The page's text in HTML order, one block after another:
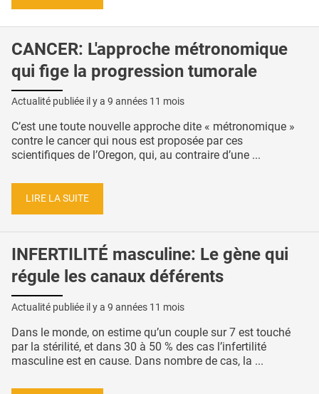
CANCER: L'approche métronomique
qui fige la progression tumorale
Actualité publiée il y a 9 années 11 mois
C’est une toute nouvelle approche dite « métronomique »
contre le cancer qui nous est proposée par ces
scientifiques de l’Oregon, qui, au contraire d’une ...
LIRE LA SUITE
INFERTILITÉ masculine: Le gène qui
régule les canaux déférents
Actualité publiée il y a 9 années 11 mois
Dans le monde, on estime qu’un couple sur 7 est touché
par la stérilité, et dans 30 à 50 % des cas l’infertilité
masculine est en cause. Dans nombre de cas, la ...